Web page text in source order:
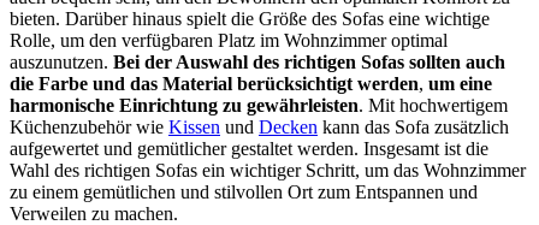
bieten. Darüber hinaus spielt die Größe des Sofas eine wichtige
Rolle, um den verfügbaren Platz im Wohnzimmer optimal
auszunutzen. Bei der Auswahl des richtigen Sofas sollten auch
die Farbe und das Material berücksichtigt werden, um eine
harmonische Einrichtung zu gewährleisten. Mit hochwertigem
Küchenzubehör wie Kissen und Decken kann das Sofa zusätzlich
aufgewertet und gemütlicher gestaltet werden. Insgesamt ist die
Wahl des richtigen Sofas ein wichtiger Schritt, um das Wohnzimmer
zu einem gemütlichen und stilvollen Ort zum Entspannen und
Verweilen zu machen.